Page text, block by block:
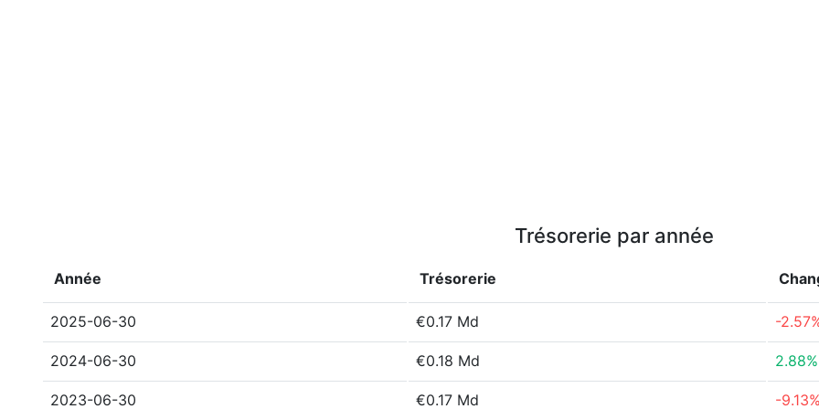
Trésorerie par année
Année Trésorerie
2025-06-30 €0.17 Md -
2024-06-30 €0.18 Md 2.88%
2023-06-30 €0.17 Md -9.13%